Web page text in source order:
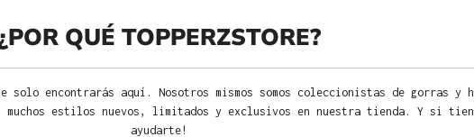
QUÉ TOPPERZSTORE?
encontrarás aquí. Nosotros mismos somos coleccionistas de gorras y
muchos estilos nuevos, limitados y exclusivos en nuestra tienda. Y si
ayudarte!